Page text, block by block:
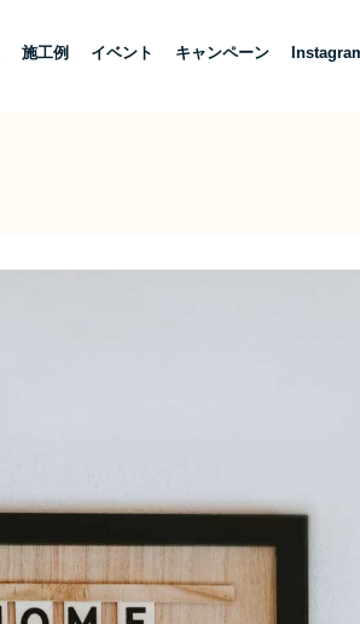
施工例 イベント キャンペーン